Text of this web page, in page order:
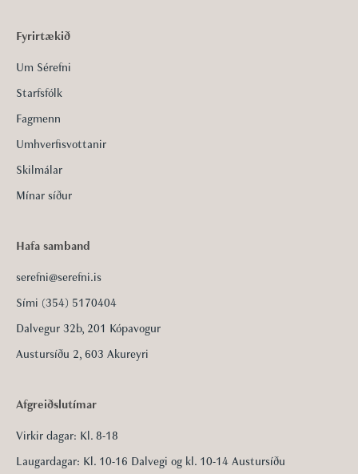
Fyrirtækið
Um Sérefni
Starfsfólk
Fagmenn
Umhverfisvottanir
Skilmálar
Mínar síður
Hafa samband
serefni@serefni.is
Sími (354) 5170404
Dalvegur 32b, 201 Kópavogur
Austursíðu 2, 603 Akureyri
Afgreiðslutímar
Virkir dagar: Kl. 8-18
Laugardagar: Kl. 10-16 Dalvegi og kl. 10-14 Austursíðu